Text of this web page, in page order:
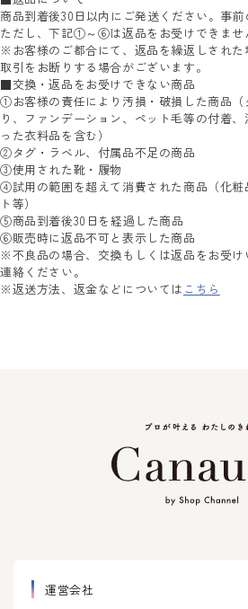
商品到着後30日以内にご発送ください。事前
ただし、下記①～⑥は返品をお受けできませ
※お客様のご都合にて、返品を繰返しされ
取引をお断りする場合がございます。
■交換・返品をお受けできない商品
①お客様の責任により汚損・破損した商品
り、ファンデーション、ペット毛等の付着
った衣料品を含む）
②タグ・ラベル、付属品不足の商品
③使用された靴・履物
④試用の範囲を超えて消費された商品（化粧
ト等）
⑤商品到着後30日を経過した商品
⑥販売時に返品不可と表示した商品
※不良品の場合、交換もしくは返品をお受
連絡ください。
※返送方法、返金などについては こちら
運営会社